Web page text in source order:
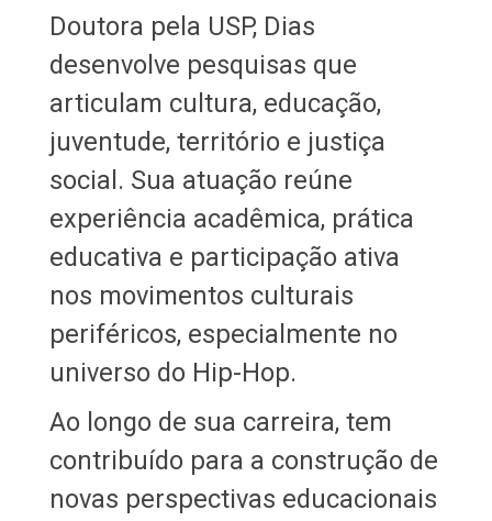
Doutora pela USP, Dias
desenvolve pesquisas que
articulam cultura, educação,
juventude, território e justiça
social. Sua atuação reúne
experiência acadêmica, prática
educativa e participação ativa
nos movimentos culturais
periféricos, especialmente no
universo do Hip-Hop.
Ao longo de sua carreira, tem
contribuído para a construção de
novas perspectivas educacionais